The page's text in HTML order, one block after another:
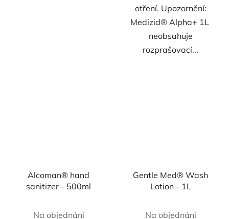
otření. Upozornění:
Medizid® Alpha+ 1L
neobsahuje
rozprašovací...
Alcoman® hand
sanitizer - 500ml
Na objednání
Gentle Med® Wash
Lotion - 1L
Na objednání